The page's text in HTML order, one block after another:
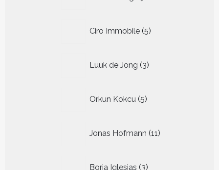
producten
Ciro Immobile 5
producten
Luuk de Jong 3
producten
Orkun Kokcu 5
producten
Jonas Hofmann 11
producten
Borja Iglesias 3